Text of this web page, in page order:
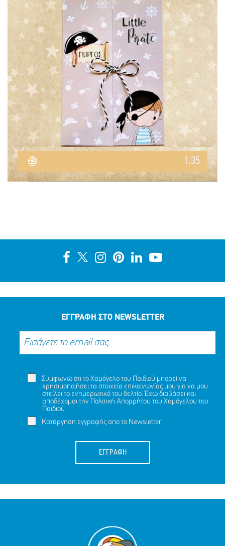
1.35
ΕΓΓΡΑΦΗ ΣΤΟ NEWSLETTER
Συμφωνώ ότι το Χαμόγελο του Παιδιού μπορεί να
χρησιμοποιήσει τα στοιχεία επικοινωνίας μου για να μου
στείλει το ενημερωτικό του δελτίο. Έχω διαβάσει και
αποδέχομαι την Πολιτική Απορρήτου του Χαμόγελου του
Παιδιού
Κατάργηση εγγραφής απο το Newsletter.
ΕΓΓΡΑΦΗ